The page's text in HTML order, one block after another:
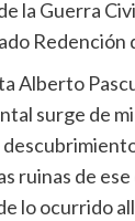
la Guerra
Redención
Alberto
surge de
ruinas de
lo ocurrido